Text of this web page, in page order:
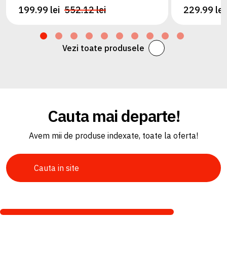
199.99 lei 552.12 lei 229.99 lei
Vezi toate produsele
Cauta mai departe!
Avem mii de produse indexate, toate la oferta!